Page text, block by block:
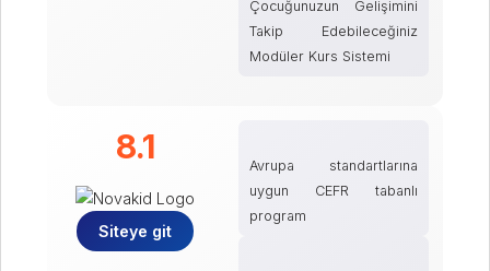
Çocuğunuzun Gelişimini
Takip Edebileceğiniz
Modüler Kurs Sistemi
8.1
Siteye git
Avrupa standartlarına
uygun CEFR tabanlı
program